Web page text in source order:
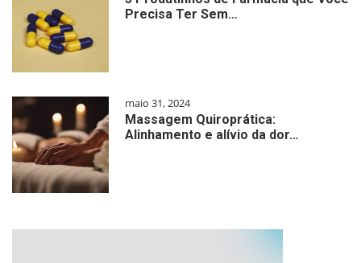
Precisa Ter Sem…
maio 31, 2024
Massagem Quiroprática:
Alinhamento e alívio da dor…